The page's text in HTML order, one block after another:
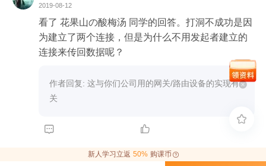
2019-08-12
看了 花果山の酸梅汤 同学的回答。打洞不成功是因
为建立了两个连接，但是为什么不用发起者建立的
连接来传回数据呢？
作者回复: 这与你们公司用的网关/路由设备的实现有
关
 
新人学习立返 50% 购课币
